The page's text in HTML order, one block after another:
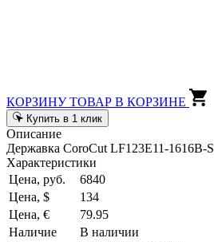
КОРЗИНУ ТОВАР В КОРЗИНЕ
Купить в 1 клик
Описание
Державка CoroCut LF123E11-1616B-S
Характеристики
Цена, руб.
6840
Цена, $
134
Цена, €
79.95
Наличие
В наличии